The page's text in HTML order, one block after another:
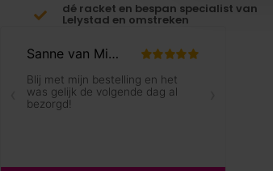
dé racket en bespan specialist van
Lelystad en omstreken